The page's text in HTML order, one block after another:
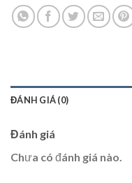
ĐÁNH GIÁ (0)
Đánh giá
Chưa có đánh giá nào.